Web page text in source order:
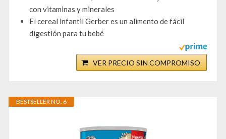
con vitaminas y minerales
El cereal infantil Gerber es un alimento de fácil
digestión para tu bebé
VER PRECIO SIN COMPROMISO
BESTSELLER NO. 6